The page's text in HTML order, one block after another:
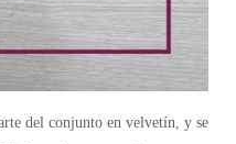
del conjunto en velvetín, y se